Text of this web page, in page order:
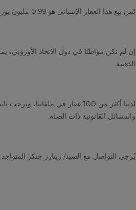
ثمن بيع هذا العقار الإسباني هو 0,99 مليون يورو.
الذهبية.
لدينا أكثر من 100 عقار في
والمسائل القانونية ذات الصلة.
يُرجى التواصل مع السيد/ رينارز جنكز المتواجد